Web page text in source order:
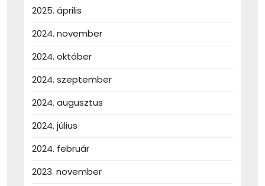
2025. április
2024. november
2024. október
2024. szeptember
2024. augusztus
2024. július
2024. február
2023. november